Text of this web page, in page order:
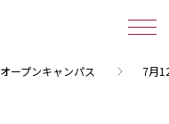
オープンキャンパス 7月